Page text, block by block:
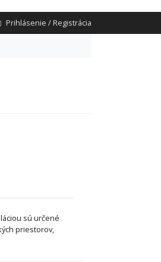
Prihlásenie / Registrácia
sú určené
priestorov,